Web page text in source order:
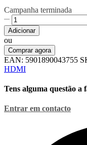
Campanha terminada
Quantidade
de
Cabo
HDMI
2.0
macho
«»
-
Adicionar
ou
Comprar agora
EAN: 5901890043755
HDMI
Tens alguma questão a
Entrar em contacto